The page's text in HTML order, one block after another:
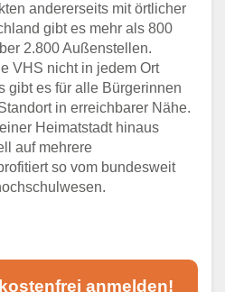
andererseits mit örtlicher
gibt es mehr als 800
2.800 Außenstellen.
VHS nicht in jedem Ort
gibt es für alle Bürgerinnen
in erreichbarer Nähe.
Heimatstadt hinaus
auf mehrere
so vom bundesweit
anmelden!